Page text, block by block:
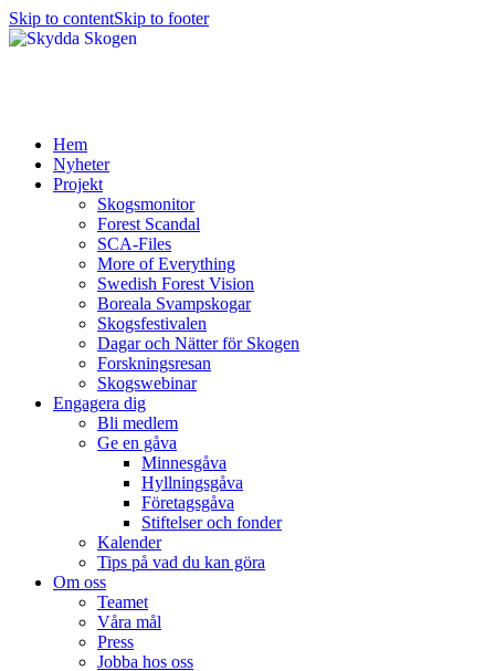
Skip to contentSkip to footer
Hem
Nyheter
Projekt
Skogsmonitor
Forest Scandal
SCA-Files
More of Everything
Swedish Forest Vision
Boreala Svampskogar
Skogsfestivalen
Dagar och Nätter för Skogen
Forskningsresan
Skogswebinar
Engagera dig
Bli medlem
Ge en gåva
Minnesgåva
Hyllningsgåva
Företagsgåva
Stiftelser och fonder
Kalender
Tips på vad du kan göra
Om oss
Teamet
Våra mål​
Press
Jobba hos oss